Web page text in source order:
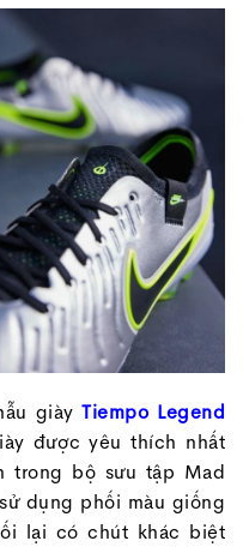
giàyTiempo Legend
được yêu thích nhất
trong bộ sưu tập Mad
dụng phối màu giống
lại có chút khác biệt